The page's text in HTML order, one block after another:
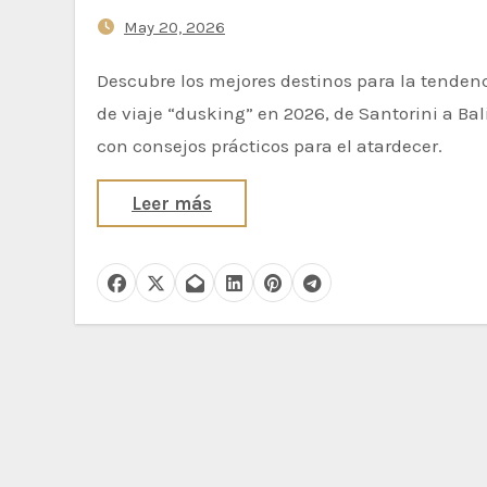
May 20, 2026
Descubre los mejores destinos para la tendencia
de viaje “dusking” en 2026, de Santorini a
con consejos prácticos para el atardecer.
Leer más